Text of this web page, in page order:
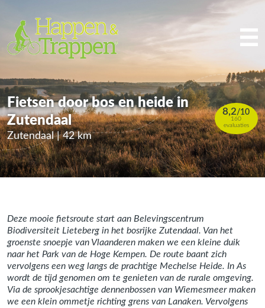
Fietsen door bos en heide in
Zutendaal
Zutendaal | 42 km
8,2/10
160
evaluaties
Deze mooie fietsroute start aan Belevingscentrum
Biodiversiteit Lieteberg in het bosrijke Zutendaal. Van het
groenste snoepje van Vlaanderen maken we een kleine duik
naar het Park van de Hoge Kempen. De route baant zich
vervolgens een weg langs de prachtige Mechelse Heide. In As
wordt de tijd genomen om te genieten van de rurale omgeving.
Via de sprookjesachtige dennenbossen van Wiemesmeer maken
we een klein ommetje richting grens van Lanaken. Vervolgens